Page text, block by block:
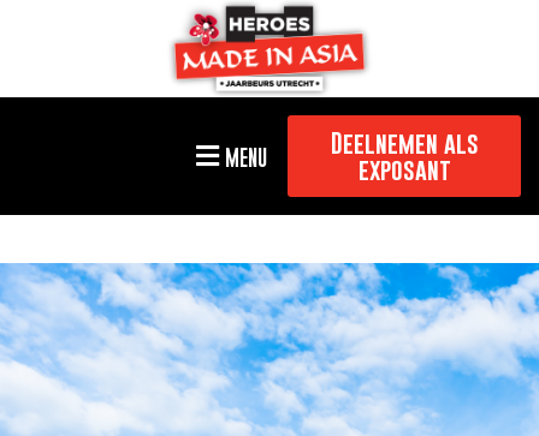
MENU
Deelnemen als
exposant